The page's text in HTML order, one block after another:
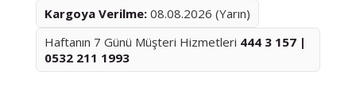
Kargoya Verilme: 08.08.2026 (Yarın)
Haftanın 7 Günü Müşteri Hizmetleri 444 3 157 |
0532 211 1993